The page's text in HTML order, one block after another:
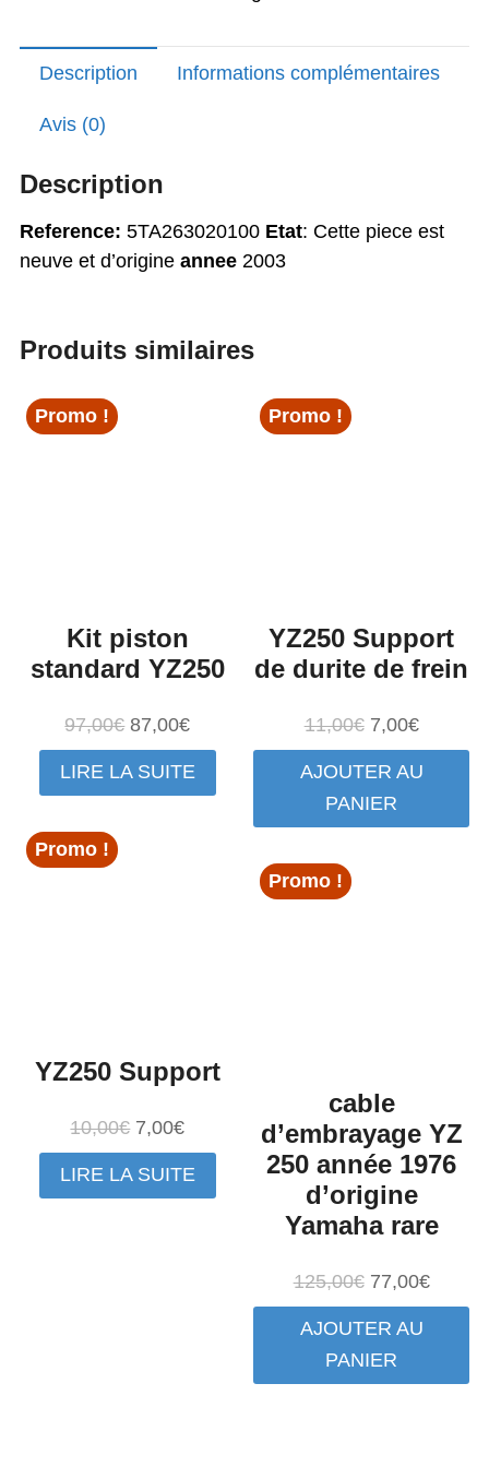
250
Description Informations complémentaires
Avis (0)
Description
Reference: 5TA263020100 Etat: Cette piece est
neuve et d’origine annee 2003
Produits similaires
Promo !
Kit piston
standard YZ250
97,00€ Le
prix
initial
87,00€Le
prix
actuel
LIRE LA SUITE
Promo !
YZ250 Support
de durite de frein
11,00€ Le
prix
initial
était :
7,00€Le
prix
actuel
AJOUTER AU
PANIER
Promo !
YZ250 Support
10,00€ Le
prix
initial
7,00€Le
prix
actuel
LIRE LA SUITE
Promo !
cable
d’embrayage YZ
250 année 1976
d’origine
Yamaha rare
125,00€ Le
prix
initial
était :
77,00€Le
prix
AJOUTER AU
PANIER